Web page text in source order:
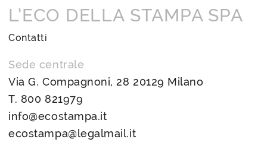
L’ECO DELLA STAMPA SPA
Contatti
Sede centrale
Via G. Compagnoni, 28 20129 Milano
T. 800 821979
info@ecostampa.it
ecostampa@legalmail.it